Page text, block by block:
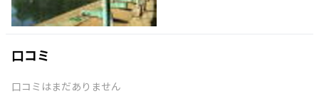
口コミ
口コミはまだありません